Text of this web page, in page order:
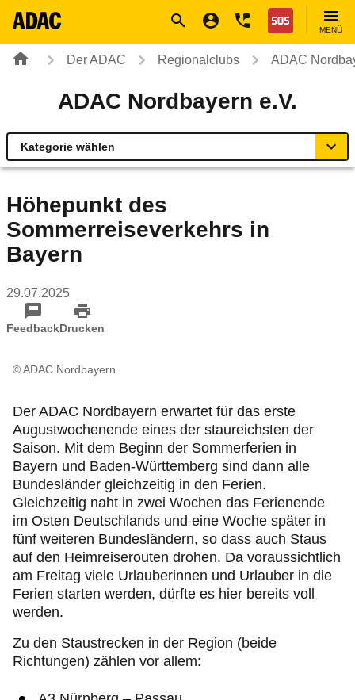
Nothilfe
MENÜ
Der ADAC Regionalclubs ADAC
ADAC Nordbayern e.V.
Kategorie wählen
Geschäftsstellen & Reisebüros
Fahrsicherheitstrainings
Produkte
Über uns
Höhepunkt des
Sommerreiseverkehrs in
Bayern
29.07.2025
FeedbackDrucken
© ADAC Nordbayern
Der ADAC Nordbayern erwartet für das erste
Augustwochenende eines der staureichsten der
Saison. Mit dem Beginn der Sommerferien in
Bayern und Baden-Württemberg sind dann alle
Bundesländer gleichzeitig in den Ferien.
Gleichzeitig naht in zwei Wochen das Ferienende
im Osten Deutschlands und eine Woche später in
fünf weiteren Bundesländern, so dass auch Staus
auf den Heimreiserouten drohen. Da voraussichtlich
am Freitag viele Urlauberinnen und Urlauber in die
Ferien starten werden, dürfte es hier bereits voll
werden.
Zu den Staustrecken in der Region (beide
Richtungen) zählen vor allem: